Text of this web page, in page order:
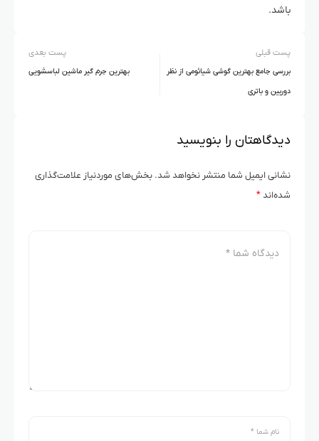
باشد.
پست قبلی
بررسی جامع بهترین گوشی شیائومی از نظر
دوربین و باتری
پست بعدی
بهترین جرم گیر ماشین لباسشویی
دیدگاهتان را بنویسید
نشانی ایمیل شما منتشر نخواهد شد. بخش‌های موردنیاز علامت‌گذاری
شده‌اند*